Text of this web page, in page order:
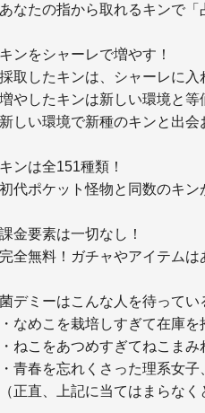
なたの指から取れるキンで「
ンをシャーレで増やす！
取したキンは、シャーレに入
やしたキンは新しい環境と等
しい環境で新種のキンと出会
ンは全151種類！
代ポケット怪物と同数のキン
金要素は一切なし！
全無料！ガチャやアイテムは
デミーはこんな人を待って
なめこを栽培しすぎて在庫を
ねこをあつめすぎてねこまみ
青春を忘れくさった理系女子